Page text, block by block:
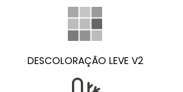
DESCOLORAÇÃO LEVE V2